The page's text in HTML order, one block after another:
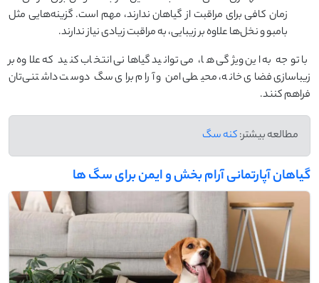
زمان کافی برای مراقبت از گیاهان ندارند، مهم است. گزینه‌هایی مثل
بامبو و نخل‌ها علاوه بر زیبایی، به مراقبت زیادی نیاز ندارند.
با توجه به این ویژگی ‌ها، می ‌توانید گیاهانی انتخاب کنید که علاوه بر
زیباسازی فضای خانه، محیطی امن و آرام برای سگ دوست‌ داشتنی‌تان
فراهم کنند.
مطالعه بیشتر:کنه سگ
گیاهان آپارتمانی آرام ‌بخش و ایمن برای سگ ‌ها